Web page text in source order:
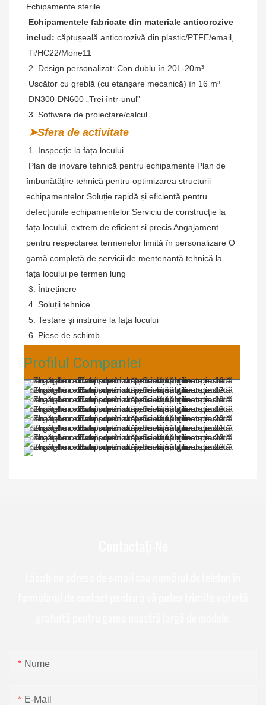
Echipamente sterile
Echipamentele fabricate din materiale anticorozive
includ: căptușeală anticorozivă din plastic/PTFE/email,
Ti/HC22/Mone11
2. Design personalizat: Con dublu în 20L-20m³
Uscător cu greblă (cu etanșare mecanică) în 16 m³
DN300-DN600 „Trei într-unul”
3. Software de proiectare/calcul
➤Sfera de activitate
1. Inspecție la fața locului
Plan de inovare tehnică pentru echipamente Plan de
îmbunătățire tehnică pentru optimizarea structurii
echipamentelor Soluție rapidă și eficientă pentru
defecțiunile echipamentelor Serviciu de construcție la
fața locului, extrem de eficient și precis Angajament
pentru respectarea termenelor limită în personalizare O
gamă completă de servicii de mentenanță tehnică la
fața locului pe termen lung
3. Întreținere
4. Soluții tehnice
5. Testare și instruire la fața locului
6. Piese de schimb
Profilul Companiei
Nume
E-Mail